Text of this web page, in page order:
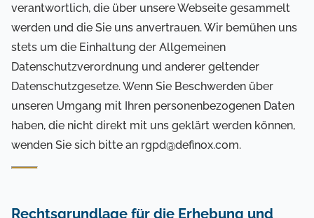
verantwortlich, die über unsere Webseite gesammelt
werden und die Sie uns anvertrauen. Wir bemühen uns
stets um die Einhaltung der Allgemeinen
Datenschutzverordnung und anderer geltender
Datenschutzgesetze. Wenn Sie Beschwerden über
unseren Umgang mit Ihren personenbezogenen Daten
haben, die nicht direkt mit uns geklärt werden können,
wenden Sie sich bitte an rgpd@definox.com.
Rechtsgrundlage für die Erhebung und